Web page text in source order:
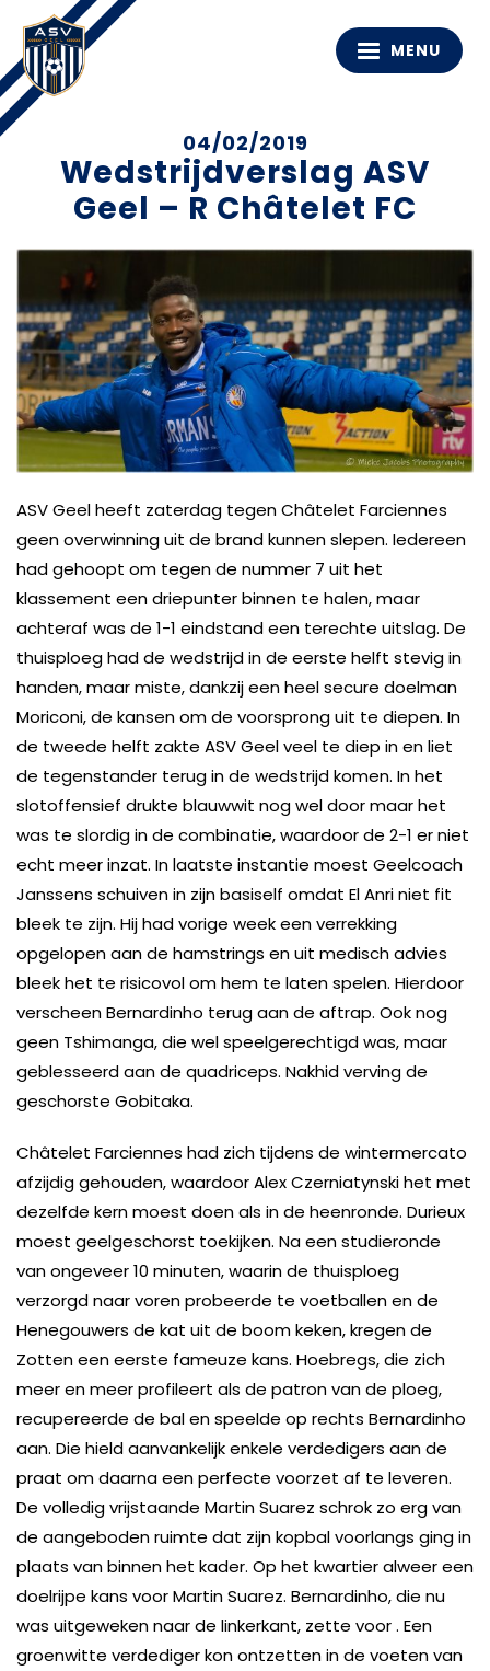
MENU
04/02/2019
Wedstrijdverslag ASV
Geel – R Châtelet FC
ASV Geel heeft zaterdag tegen Châtelet Farciennes
geen overwinning uit de brand kunnen slepen. Iedereen
had gehoopt om tegen de nummer 7 uit het
klassement een driepunter binnen te halen, maar
achteraf was de 1-1 eindstand een terechte uitslag. De
thuisploeg had de wedstrijd in de eerste helft stevig in
handen, maar miste, dankzij een heel secure doelman
Moriconi, de kansen om de voorsprong uit te diepen. In
de tweede helft zakte ASV Geel veel te diep in en liet
de tegenstander terug in de wedstrijd komen. In het
slotoffensief drukte blauwwit nog wel door maar het
was te slordig in de combinatie, waardoor de 2-1 er niet
echt meer inzat. In laatste instantie moest Geelcoach
Janssens schuiven in zijn basiself omdat El Anri niet fit
bleek te zijn. Hij had vorige week een verrekking
opgelopen aan de hamstrings en uit medisch advies
bleek het te risicovol om hem te laten spelen. Hierdoor
verscheen Bernardinho terug aan de aftrap. Ook nog
geen Tshimanga, die wel speelgerechtigd was, maar
geblesseerd aan de quadriceps. Nakhid verving de
geschorste Gobitaka.
Châtelet Farciennes had zich tijdens de wintermercato
afzijdig gehouden, waardoor Alex Czerniatynski het met
dezelfde kern moest doen als in de heenronde. Durieux
moest geelgeschorst toekijken. Na een studieronde
van ongeveer 10 minuten, waarin de thuisploeg
verzorgd naar voren probeerde te voetballen en de
Henegouwers de kat uit de boom keken, kregen de
Zotten een eerste fameuze kans. Hoebregs, die zich
meer en meer profileert als de patron van de ploeg,
recupereerde de bal en speelde op rechts Bernardinho
aan. Die hield aanvankelijk enkele verdedigers aan de
praat om daarna een perfecte voorzet af te leveren.
De volledig vrijstaande Martin Suarez schrok zo erg van
de aangeboden ruimte dat zijn kopbal voorlangs ging in
plaats van binnen het kader. Op het kwartier alweer een
doelrijpe kans voor Martin Suarez. Bernardinho, die nu
was uitgeweken naar de linkerkant, zette voor . Een
groenwitte verdediger kon ontzetten in de voeten van